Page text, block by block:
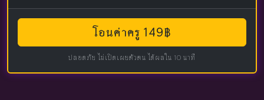
โอนค่าครู 149฿
ปลอดภัย ไม่เปิดเผยตัวตน ได้ผลใน 10 นาที